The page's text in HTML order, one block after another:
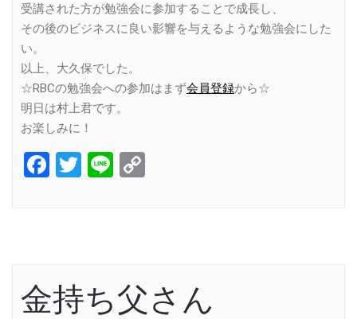
受講された方が勉強会に参加することで成長し、
その後のビジネスに良い影響を与えるような勉強会にした
い。
以上、大久保でした。
☆RBCの勉強会への参加はまず会員登録から☆
明日は村上君です。
お楽しみに！
Facebook
Twitter
Line
金持ち父さん